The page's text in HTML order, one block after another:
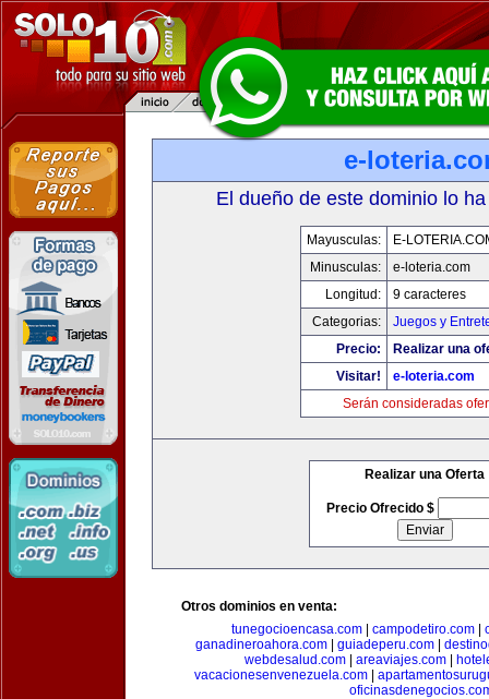
e-
El dueño de este dominio lo
Mayusculas:
E-
Minusculas:
e-loteria.com
Longitud:
9 caracteres
Categorias:
Juegos y
Precio:
Realizar una
Visitar!
e-loteria.com
Serán consideradas
Realizar una Oferta
Precio Ofrecido $
Otros dominios en venta:
tunegocioencasa.com| campodetiro.com|
ganadineroahora.com
guiadeperu.com
webdesalud.com
areaviajes.com
vacacionesenvenezuela.com|